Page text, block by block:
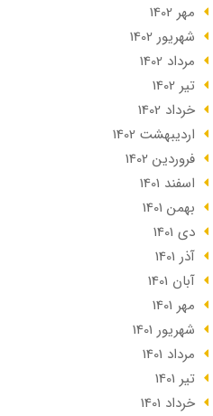
مهر 1402
شهریور 1402
مرداد 1402
تير 1402
خرداد 1402
ارديبهشت 1402
فروردین 1402
اسفند 1401
بهمن 1401
دی 1401
آذر 1401
آبان 1401
مهر 1401
شهریور 1401
مرداد 1401
تير 1401
خرداد 1401